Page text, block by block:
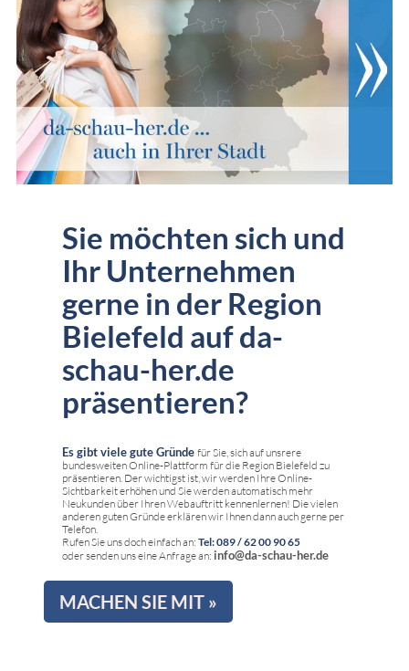
Sie möchten sich und
Ihr Unternehmen
gerne in der Region
Bielefeld auf da-
schau-her.de
präsentieren?
Es gibt viele gute Gründe für Sie, sich auf unsrere
bundesweiten Online-Plattform für die Region Bielefeld zu
präsentieren. Der wichtigst ist, wir werden Ihre Online-
Sichtbarkeit erhöhen und Sie werden automatisch mehr
Neukunden über Ihren Webauftritt kennenlernen! Die vielen
anderen guten Gründe erklären wir Ihnen dann auch gerne per
Telefon.
Rufen Sie uns doch einfach an: Tel: 089 / 62 00 90 65
oder senden uns eine Anfrage an: info@da-schau-her.de
MACHEN SIE MIT »